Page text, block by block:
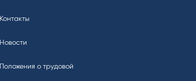
Контакты
Новости
Положения о трудовой